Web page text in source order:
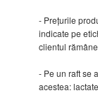
- Prețurile
indicate pe
clientul
- Pe un raft se
acestea: